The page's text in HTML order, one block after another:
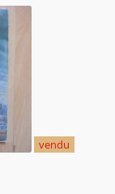
vendu